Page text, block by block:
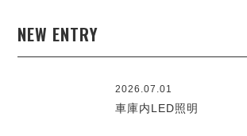
NEW ENTRY
2026.07.01
車庫内LED照明